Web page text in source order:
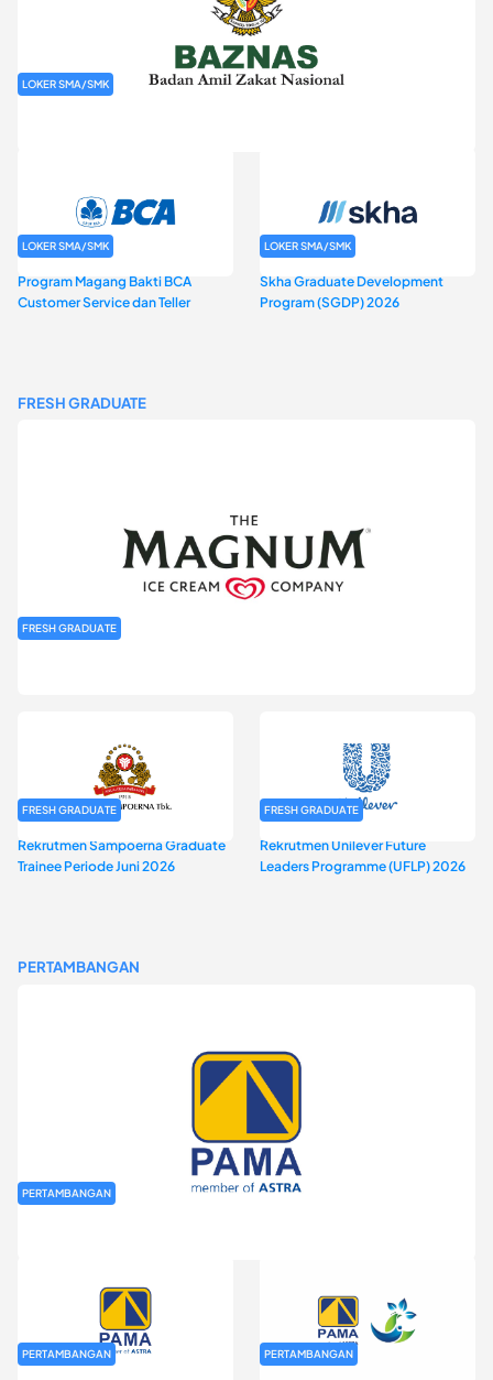
LOKER SMA/SMK
LOKER SMA/SMK
Program Magang Bakti BCA
Customer Service dan Teller
LOKER SMA/SMK
Skha Graduate Development
Program (SGDP) 2026
FRESH GRADUATE
FRESH GRADUATE
FRESH GRADUATE
Rekrutmen Sampoerna Graduate
Trainee Periode Juni 2026
FRESH GRADUATE
Rekrutmen Unilever Future
Leaders Programme (UFLP) 2026
PERTAMBANGAN
PERTAMBANGAN
PERTAMBANGAN PERTAMBANGAN